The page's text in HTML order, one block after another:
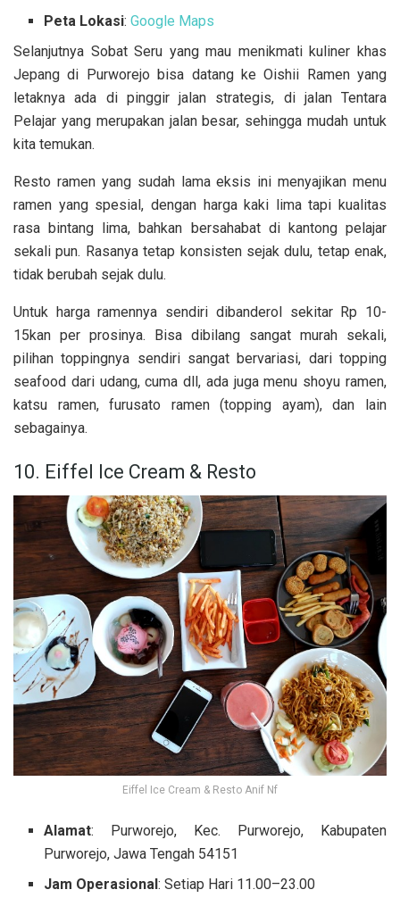
Peta Lokasi:Google Maps
Selanjutnya Sobat Seru yang mau menikmati kuliner khas
Jepang di Purworejo bisa datang ke Oishii Ramen yang
letaknya ada di pinggir jalan strategis, di jalan Tentara
Pelajar yang merupakan jalan besar, sehingga mudah untuk
kita temukan.
Resto ramen yang sudah lama eksis ini menyajikan menu
ramen yang spesial, dengan harga kaki lima tapi kualitas
rasa bintang lima, bahkan bersahabat di kantong pelajar
sekali pun. Rasanya tetap konsisten sejak dulu, tetap enak,
tidak berubah sejak dulu.
Untuk harga ramennya sendiri dibanderol sekitar Rp 10-
15kan per prosinya. Bisa dibilang sangat murah sekali,
pilihan toppingnya sendiri sangat bervariasi, dari topping
seafood dari udang, cuma dll, ada juga menu shoyu ramen,
katsu ramen, furusato ramen (topping ayam), dan lain
sebagainya.
10. Eiffel Ice Cream & Resto
Eiffel Ice Cream & Resto Anif Nf
Alamat: Purworejo, Kec. Purworejo, Kabupaten
Purworejo, Jawa Tengah 54151
Jam Operasional: Setiap Hari 11.00–23.00